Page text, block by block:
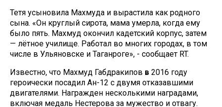
Тетя усыновила Махмуда и вырастила как родного
сына. «Он круглый сирота, мама умерла, когда ему
было пять. Махмуд окончил кадетский корпус, затем
— лётное училище. Работал во многих городах, в том
числе в Ульяновске и Таганроге», - сообщает RT.
Известно, что Махмуд Габдракипов в 2016 году
героически посадил Ан-12 с двумя отказавшими
двигателями. Награжден несколькими наградами,
включая медаль Нестерова за мужество и отвагу.